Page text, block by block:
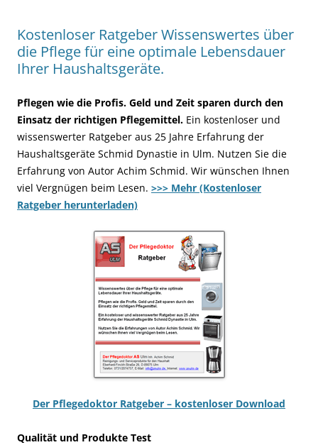
Kostenloser Ratgeber Wissenswertes über
die Pflege für eine optimale Lebensdauer
Ihrer Haushaltsgeräte.
Pflegen wie die Profis. Geld und Zeit sparen durch den
Einsatz der richtigen Pflegemittel. Ein kostenloser und
wissenswerter Ratgeber aus 25 Jahre Erfahrung der
Haushaltsgeräte Schmid Dynastie in Ulm. Nutzen Sie die
Erfahrung von Autor Achim Schmid. Wir wünschen Ihnen
viel Vergnügen beim Lesen. >>> Mehr (Kostenloser
Ratgeber herunterladen)
Der Pflegedoktor Ratgeber – kostenloser Download
Qualität und Produkte Test